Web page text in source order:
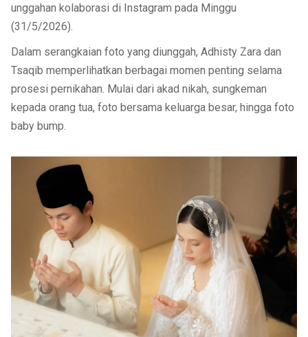
unggahan kolaborasi di Instagram pada Minggu
(31/5/2026).
Dalam serangkaian foto yang diunggah, Adhisty Zara dan
Tsaqib memperlihatkan berbagai momen penting selama
prosesi pernikahan. Mulai dari akad nikah, sungkeman
kepada orang tua, foto bersama keluarga besar, hingga foto
baby bump.